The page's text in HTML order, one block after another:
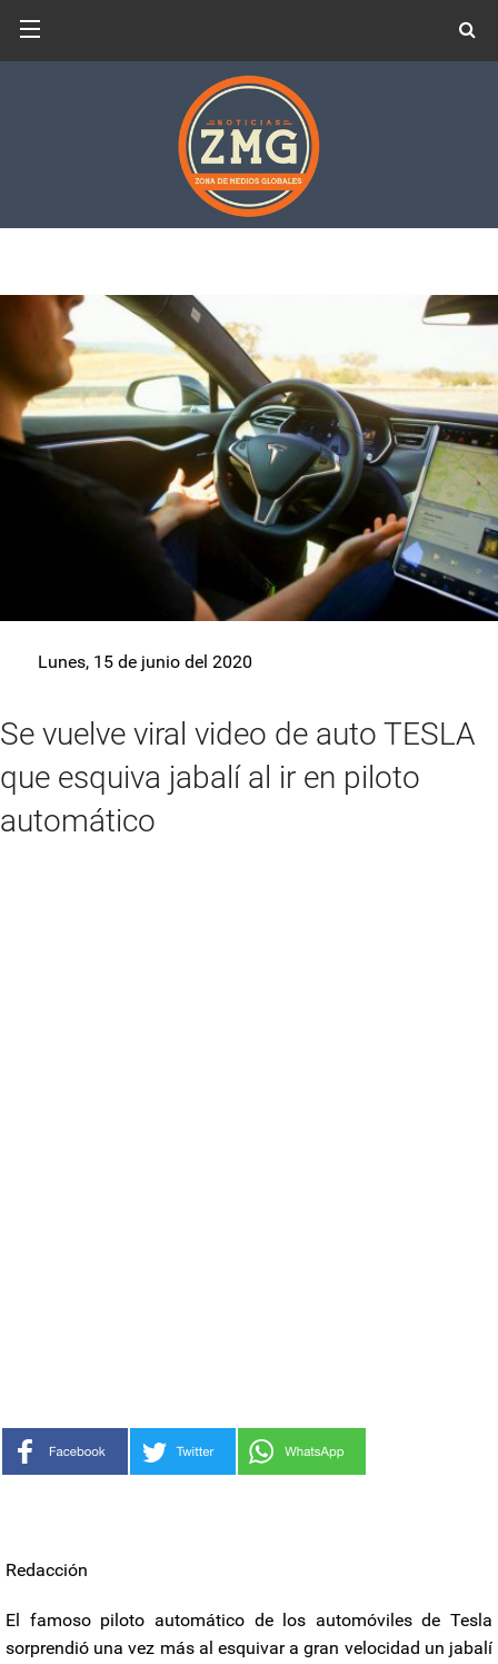
Lunes, 15 de junio del 2020
Se vuelve viral video de auto TESLA
que esquiva jabalí al ir en piloto
automático
Redacción
El famoso piloto automático de los automóviles de Tesla
sorprendió una vez más al esquivar a gran velocidad un jabalí